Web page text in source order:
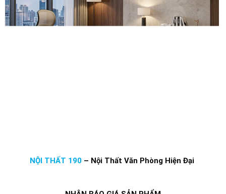
NỘI THẤT 190 – Nội Thất Văn Phòng Hiện Đại